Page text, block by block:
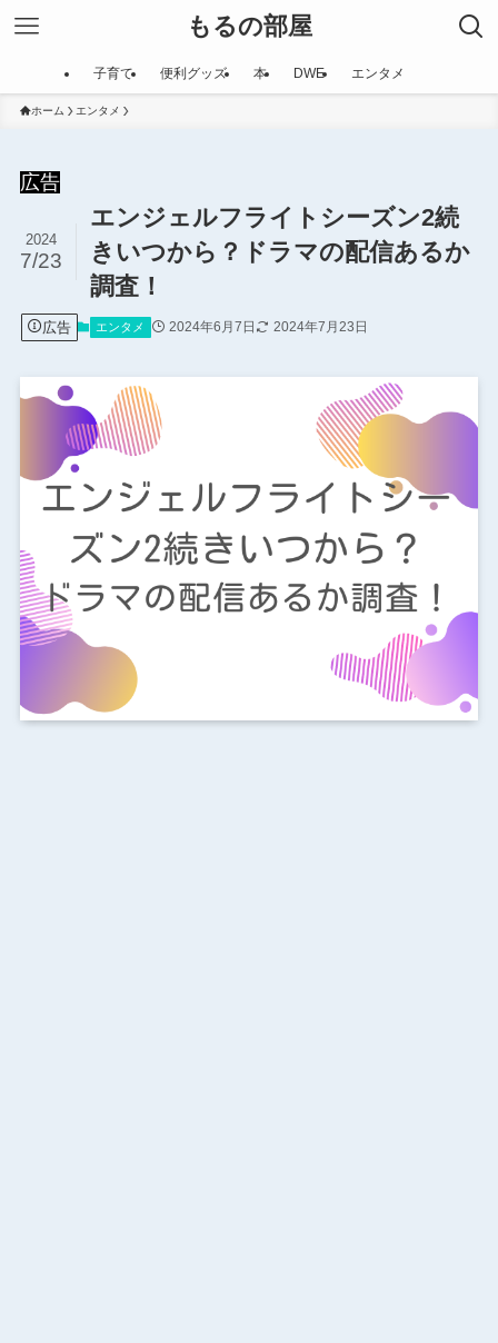
もるの部屋
子育て 便利グッズ 本 DWE エンタメ
ホーム エンタメ
広告
エンジェルフライトシーズン2続
きいつから？ドラマの配信あるか
調査！
2024
7/23
広告 エンタメ 2024年6月7日 2024年7月23日